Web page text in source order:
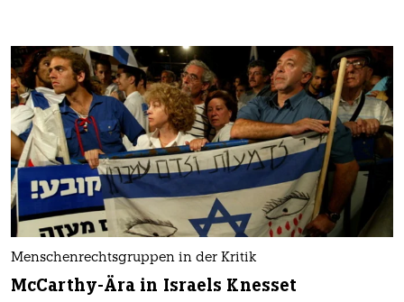
Menschenrechtsgruppen in der Kritik
McCarthy-Ära in Israels Knesset